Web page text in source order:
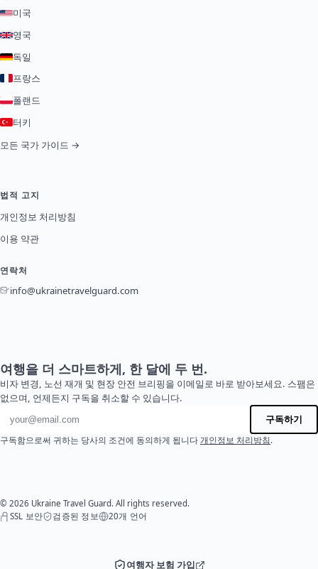
미국
영국
독일
프랑스
폴랜드
터키
모든 국가 가이드 →
법적 고지
개인정보 처리방침
이용 약관
연락처
info@ukrainetravelguard.com
여행을 더 스마트하게, 한 달에 두 번.
비자 변경, 노선 재개 및 현장 안전 브리핑을 이메일로 바로 받아보세요. 스팸은
없으며, 언제든지 구독을 취소할 수 있습니다.
이메일 주소
구독하기
구독함으로써 귀하는 당사의 조건에 동의하게 됩니다 개인정보 처리방침.
© 2026 Ukraine Travel Guard. All rights reserved.
SSL 보안
검증된 정보 20개 언어
여행자 보험 가입